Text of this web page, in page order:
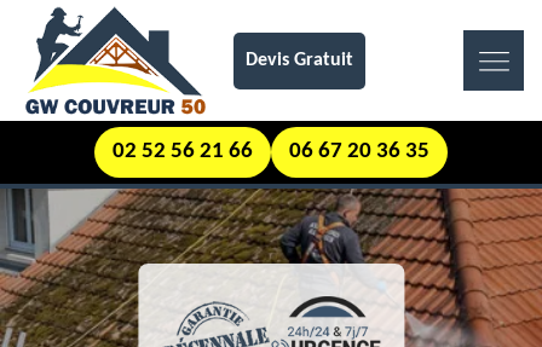
Devis Gratuit
02 52 56 21 66 06 67 20 36 35